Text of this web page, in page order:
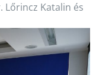
Lőrincz Katalin és